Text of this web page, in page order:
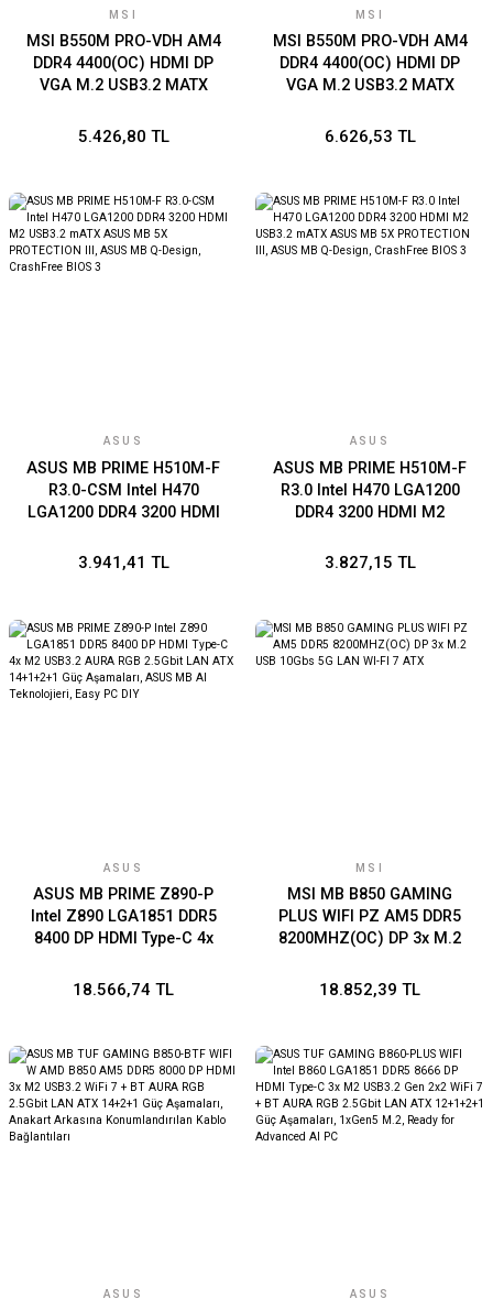
MSI
MSI B550M PRO-VDH AM4
DDR4 4400(OC) HDMI DP
VGA M.2 USB3.2 MATX
5.426,80 TL
MSI
MSI B550M PRO-VDH AM4
DDR4 4400(OC) HDMI DP
VGA M.2 USB3.2 MATX
6.626,53 TL
ASUS
ASUS MB PRIME H510M-F
R3.0-CSM Intel H470
LGA1200 DDR4 3200 HDMI
5X PROTECTION III, ASUS
3.941,41 TL
ASUS
ASUS MB PRIME H510M-F
R3.0 Intel H470 LGA1200
DDR4 3200 HDMI M2
PROTECTION III, ASUS MB
3.827,15 TL
ASUS
ASUS MB PRIME Z890-P
Intel Z890 LGA1851 DDR5
8400 DP HDMI Type-C 4x
2.5Gbit LAN ATX 14+1+2+1
18.566,74 TL
MSI
MSI MB B850 GAMING
PLUS WIFI PZ AM5 DDR5
8200MHZ(OC) DP 3x M.2
ATX
18.852,39 TL
ASUS ASUS